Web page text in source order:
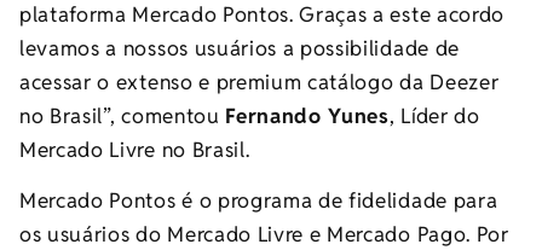
plataforma Mercado Pontos. Graças a este acordo
levamos a nossos usuários a possibilidade de
acessar o extenso e premium catálogo da Deezer
no Brasil”, comentou Fernando Yunes, Líder do
Mercado Livre no Brasil.
Mercado Pontos é o programa de fidelidade para
os usuários do Mercado Livre e Mercado Pago. Por